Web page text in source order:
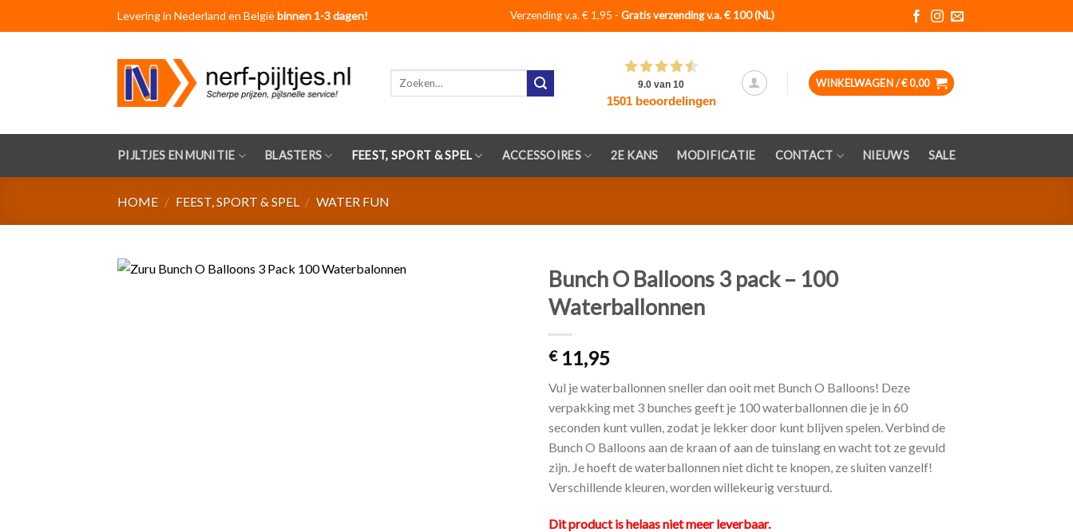
to
Levering in Nederland en Belgiëbinnen 1-3 dagen! Verzending v.a. € 1,95 - Gratis verzending v.a. € 100 (NL)
Zoeken
WINKELWAGEN /€0,00
PIJLTJES EN MUNITIE BLASTERS FEEST, SPORT & SPEL ACCESSOIRES 2E KANS MODIFICATIE CONTACT NIEUWS SALE
HOME / FEEST, SPORT & SPEL / WATER FUN
Bunch O Balloons 3 pack – 100
Waterballonnen
€11,95
Vul je waterballonnen sneller dan ooit met Bunch O Balloons! Deze
verpakking met 3 bunches geeft je 100 waterballonnen die je in 60
seconden kunt vullen, zodat je lekker door kunt blijven spelen. Verbind de
Bunch O Balloons aan de kraan of aan de tuinslang en wacht tot ze gevuld
zijn. Je hoeft de waterballonnen niet dicht te knopen, ze sluiten vanzelf!
Verschillende kleuren, worden willekeurig verstuurd.
Dit product is helaas niet meer leverbaar.